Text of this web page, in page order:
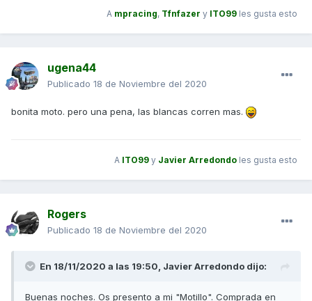
A mpracing, Tfnfazer y ITO99 les gusta esto
ugena44
Publicado 18 de Noviembre del 2020
bonita moto. pero una pena, las blancas corren mas.
A ITO99 y Javier Arredondo les gusta esto
Rogers
Publicado 18 de Noviembre del 2020
En 18/11/2020 a las 19:50, Javier Arredondo dijo:
Buenas noches. Os presento a mi "Motillo". Comprada en